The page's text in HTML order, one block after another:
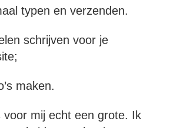
typen en verzenden.
schrijven voor je
maken.
voor mij echt een grote. Ik